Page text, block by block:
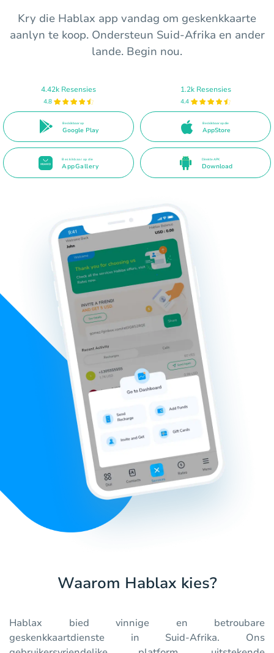
Kry die Hablax app vandag om geskenkkaarte
aanlyn te koop. Ondersteun Suid-Afrika en ander
lande. Begin nou.
4.42k Resensies
4.8
Beskikbaar op
Google Play
1.2k Resensies
4.4
Beskikbaar op die
AppStore
Beskikbaar op die
AppGallery
Direkte APK
Download
Waarom Hablax kies?
Hablax bied vinnige en betroubare
geskenkkaartdienste in Suid-Afrika. Ons